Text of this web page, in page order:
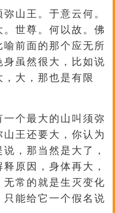
山王。于意云何。
世尊。何以故。佛
前面的那个应无所
虽然很大，比如说
大，那也是有限
个最大的山叫须弥
王还要大，你认为
，那当然是大了，
原因，身体再大，
常的就是生灭变化
能给它一个假名说